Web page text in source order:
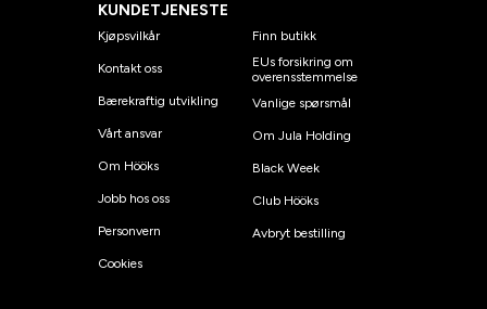
KUNDETJENESTE
Kjøpsvilkår
Kontakt oss
Bærekraftig utvikling
Vårt ansvar
Om Hööks
Jobb hos oss
Personvern
Cookies
Finn butikk
EUs forsikring om
overensstemmelse
Vanlige spørsmål
Om Jula Holding
Black Week
Club Hööks
Avbryt bestilling